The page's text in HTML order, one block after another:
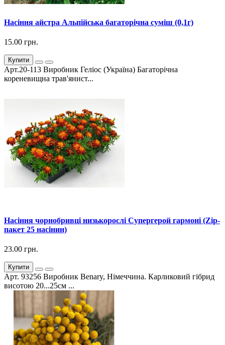
Насіння айстра Альпійська багаторічна суміш (0,1г)
15.00 грн.
Купити
Арт.20-113 Виробник Геліос (Україна) Багаторічна
кореневищна трав'янист...
Насіння чорнобривці низькорослі Супергерой гармоні (Zip-
пакет 25 насінин)
23.00 грн.
Купити
Арт. 93256 Виробник Benary, Німеччина. Карликовий гібрид
висотою 20...25см ...